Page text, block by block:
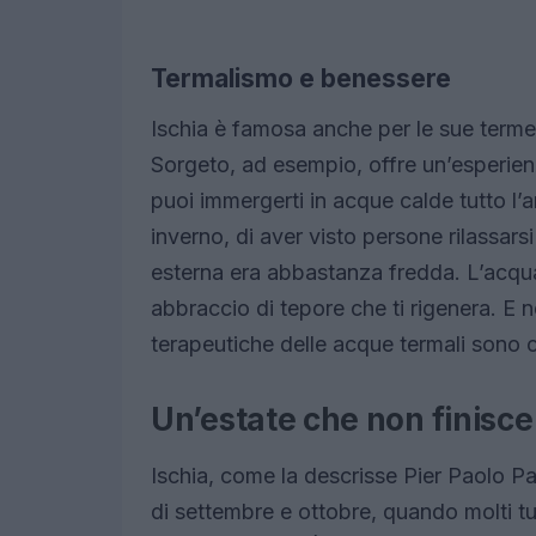
Termalismo e benessere
Ischia è famosa anche per le sue
Sorgeto, ad esempio, offre
puoi immergerti in acque calde tutto
inverno, di aver visto persone
esterna era abbastanza fredda.
abbraccio di tepore che ti rigenera. E
terapeutiche delle acque termali sono
Un’estate che non
Ischia, come la descrisse Pier Paolo
di settembre e ottobre, quando molti